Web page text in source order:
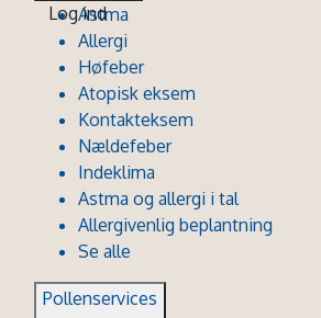
Log ind
Astma
Allergi
Høfeber
Atopisk eksem
Kontakteksem
Nældefeber
Indeklima
Astma og allergi i tal
Allergivenlig beplantning
Se alle
Pollenservices